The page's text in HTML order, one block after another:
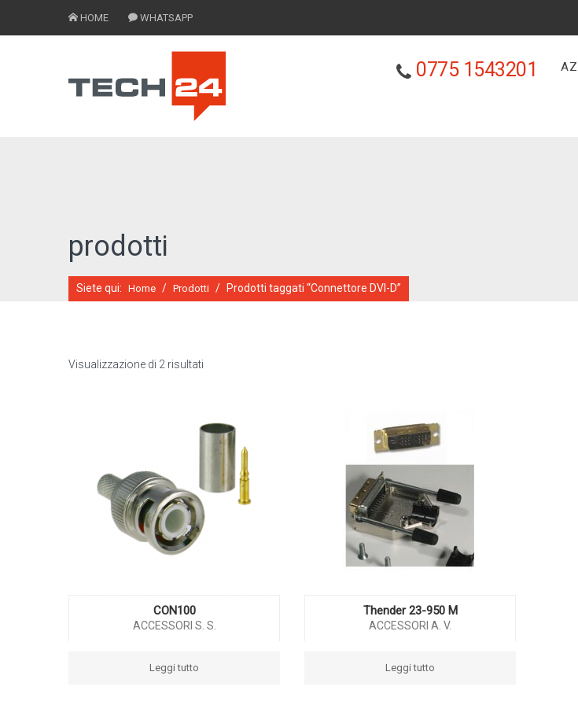
HOME WHATSAPP
0775 1543201
prodotti
Siete qui: Home / Prodotti / Prodotti taggati “Connettore DVI-D”
Visualizzazione di 2 risultati
CON100
ACCESSORI S. S.
Leggi tutto
Thender 23-950 M
ACCESSORI A. V.
Leggi tutto